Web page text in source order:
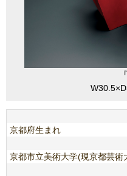
京都府生まれ
京都市立美術大学(現京都芸術